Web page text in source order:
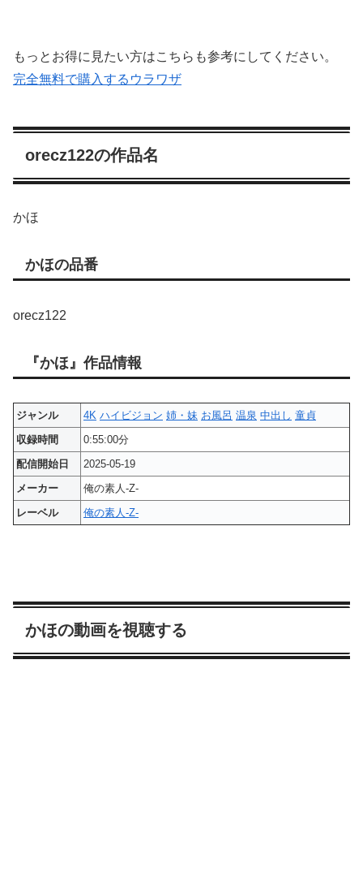
もっとお得に見たい方はこちらも参考にしてください。
完全無料で購入するウラワザ
orecz122の作品名
かほ
かほの品番
orecz122
『かほ』作品情報
ジャンル 4K ハイビジョン 姉・妹 お風呂 温泉 中出し 童貞
収録時間
0:55:00分
配信開始日
2025-05-19
メーカー
俺の素人-Z-
レーベル
俺の素人-Z-
かほの動画を視聴する